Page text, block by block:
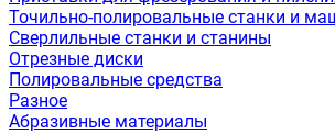
Точильно-полировальные станки и
Сверлильные станки и станины
Отрезные диски
Полировальные средства
Разное
Абразивные материалы